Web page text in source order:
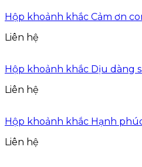
Hộp khoảnh khắc Cảm ơn
Liên hệ
Hộp khoảnh khắc Dịu dàng
Liên hệ
Hộp khoảnh khắc Hạnh
Liên hệ